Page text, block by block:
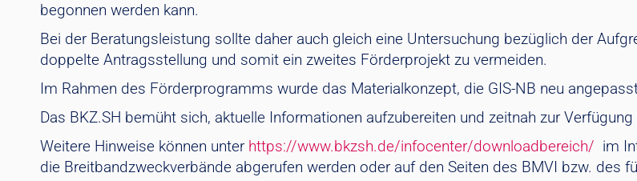
begonnen werden kann.
Bei der Beratungsleistung sollte daher auch gleich eine Untersuchung bezüglich der
doppelte Antragsstellung und somit ein zweites Förderprojekt zu vermeiden.
Im Rahmen des Förderprogramms wurde das Materialkonzept, die GIS-NB neu
Das BKZ.SH bemüht sich, aktuelle Informationen aufzubereiten und zeitnah zur Verfügung
Weitere Hinweise können unter https://www.bkzsh.de/infocenter/downloadbereich/ im
die Breitbandzweckverbände abgerufen werden oder auf den Seiten des BMVI bzw. des